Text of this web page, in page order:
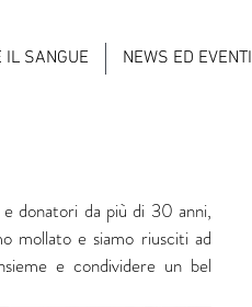
IL SANGUE NEWS ED EVENTI
donatori da più di 30 anni,
mollato e siamo riusciti ad
e condividere un bel